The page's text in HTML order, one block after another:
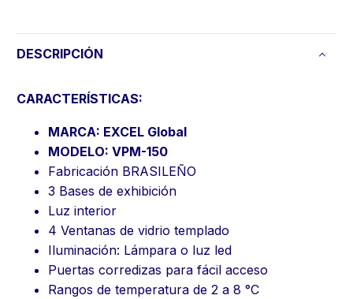
DESCRIPCIÓN
CARACTERÍSTICAS:
MARCA: EXCEL Global
MODELO: VPM-150
Fabricación BRASILEÑO
3 Bases de exhibición
Luz interior
4 Ventanas de vidrio templado
Iluminación: Lámpara o luz led
Puertas corredizas para fácil acceso
Rangos de temperatura de 2 a 8 °C